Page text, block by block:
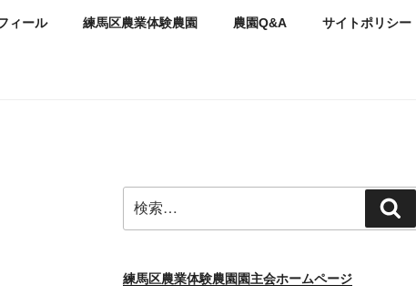
ィール 練馬区農業体験農園 農園Q&A サイトポリシー
索:
索
練馬区農業体験農園園主会ホームページ